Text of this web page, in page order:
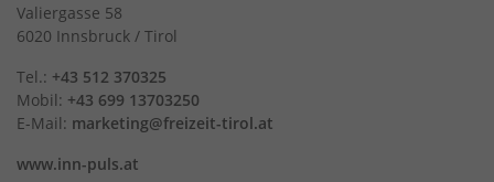
Valiergasse 58
6020 Innsbruck / Tirol
Tel.: +43 512 370325
Mobil: +43 699 13703250
E-Mail: marketing@freizeit-tirol.at
www.inn-puls.at